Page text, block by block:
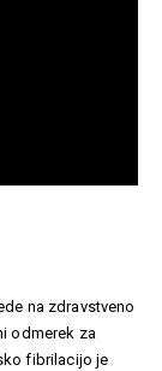
na zdravstveno
odmerek za
fibrilacijo je